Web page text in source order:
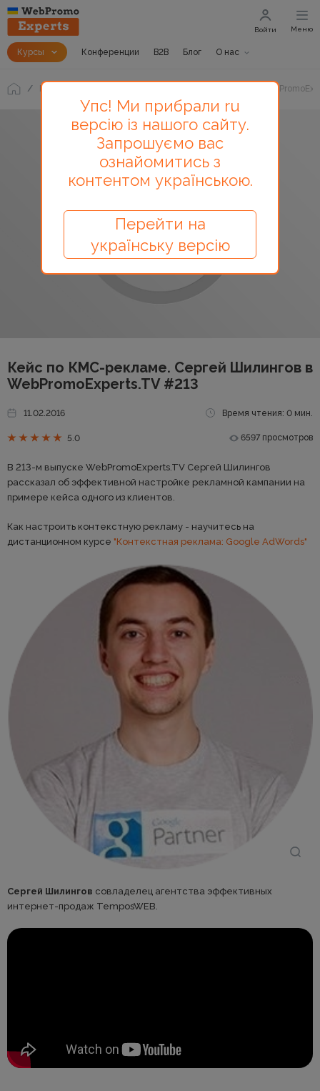
Курсы Конференции B2B Блог О нас
Войти Меню
Блог Кейс по КМС-рекламе. Сергей Шилингов в
Кейс по КМС-рекламе. Сергей Шилингов в
WebPromoExperts.TV #213
11.02.2016 Время чтения: 0 мин.
5.0 6597 просмотров
В 213-м выпуске WebPromoExperts.TV Сергей Шилингов
рассказал об эффективной настройке рекламной кампании на
примере кейса одного из клиентов.
Как настроить контекстную рекламу - научитесь на
дистанционном курсе "Контекстная реклама: Google AdWords"
Сергей Шилингов совладелец агентства эффективных
интернет-продаж TemposWEB.
Упс! Ми прибрали ru
версію із нашого сайту.
Запрошуємо вас
ознайомитись з
контентом українською.
Перейти на
українську версію